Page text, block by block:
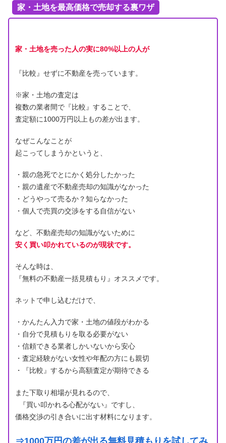
家・土地を最高価格で売却する裏ワザ
家・土地を売った人の実に80%以上の人が
『比較』せずに不動産を売っています。
※家・土地の査定は
複数の業者間で『比較』することで、
査定額に1000万円以上もの差が出ます。
なぜこんなことが
起こってしまうかというと、
・親の急死でとにかく処分したかった
・親の遺産で不動産売却の知識がなかった
・どうやって売るか？知らなかった
・個人で売買の交渉をする自信がない
など、不動産売却の知識がないために
安く買い叩かれているのが現状です。
そんな時は、
『無料の不動産一括見積もり』オススメです。
ネットで申し込むだけで、
・かんたん入力で家・土地の値段がわかる
・自分で見積もりを取る必要がない
・信頼できる業者しかいないから安心
・査定経験がない女性や年配の方にも親切
・『比較』するから高額査定が期待できる
また下取り相場が見れるので、
『買い叩かれる心配がない』ですし、
価格交渉の引き合いに出す材料になります。
⇒1000万円の差が出る無料見積もりを試してみ